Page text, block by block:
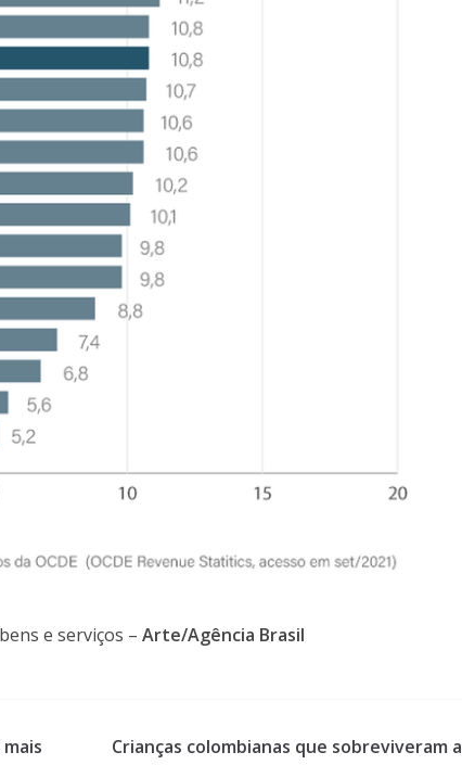
e serviços – Arte/Agência Brasil
Crianças colombianas que sobreviveram a